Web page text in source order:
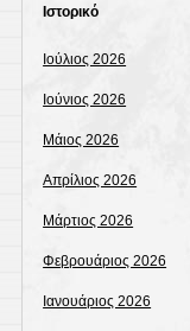
Ιστορικό
Ιούλιος 2026
Ιούνιος 2026
Μάιος 2026
Απρίλιος 2026
Μάρτιος 2026
Φεβρουάριος 2026
Ιανουάριος 2026